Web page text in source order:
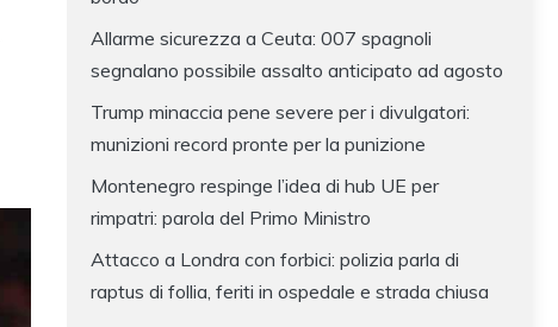
Allarme sicurezza a Ceuta: 007 spagnoli
segnalano possibile assalto anticipato ad agosto
Trump minaccia pene severe per i divulgatori:
munizioni record pronte per la punizione
Montenegro respinge l’idea di hub UE per
rimpatri: parola del Primo Ministro
Attacco a Londra con forbici: polizia parla di
raptus di follia, feriti in ospedale e strada chiusa